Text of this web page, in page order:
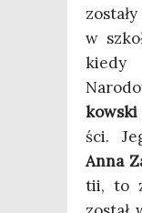
w
kie­dy
kow­ski
ści.
Anna
tii, to